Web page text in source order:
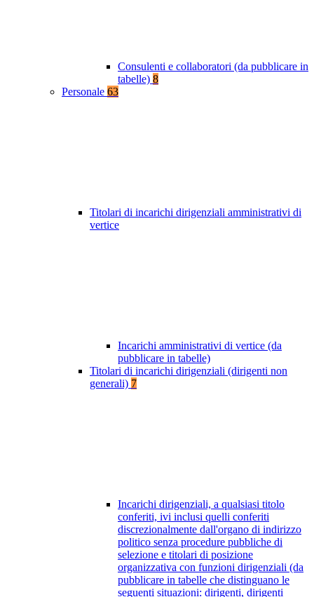
Consulenti e collaboratori (da pubblicare in
tabelle) 8
Personale 63
Titolari di incarichi dirigenziali amministrativi di
vertice
Incarichi amministrativi di vertice (da
pubblicare in tabelle)
Titolari di incarichi dirigenziali (dirigenti non
generali) 7
Incarichi dirigenziali, a qualsiasi titolo
conferiti, ivi inclusi quelli conferiti
discrezionalmente dall'organo di indirizzo
politico senza procedure pubbliche di
selezione e titolari di posizione
organizzativa con funzioni dirigenziali (da
pubblicare in tabelle che distinguano le
seguenti situazioni: dirigenti, dirigenti